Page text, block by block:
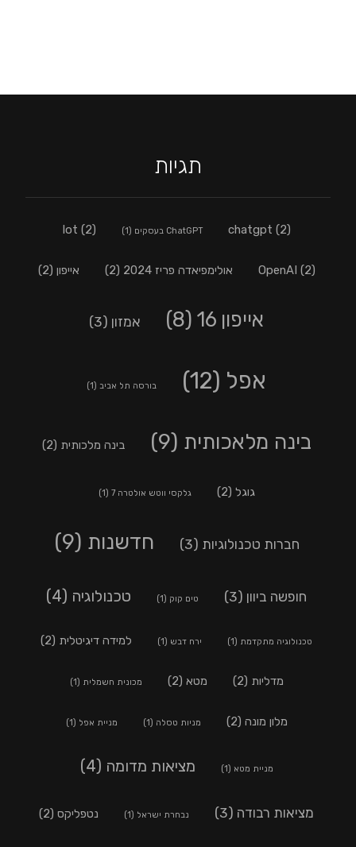
תגיות
chatgpt (2) ChatGPT בעסקים (1)
lot (2)
OpenAI (2) אולימפיאדה פריז 2024 (2) אייפון (2)
אייפון 16 (8) אמזון (3)
אפל (12) בורסה תל אביב (1)
בינה מלאכותית (9) בינה מלכותית (2)
גוגל (2) גלקסי ווטש אולטרה 7 (1)
חברות טכנולוגיות (3) חדשנות (9)
חופשה ביוון (3) טים קוק (1) טכנולוגיה (4)
טכנולוגיה מתקדמת (1) ירח דבש (1) למידה דיגיטלית (2)
מדליות (2) מטא (2) מכונית חשמלית (1)
מלון מונה (2) מניות טסלה (1) מניית אפל (1)
מניית מטא (1) מציאות מדומה (4)
מציאות רבודה (3) נבחרת ישראל (1) נטפליקס (2)